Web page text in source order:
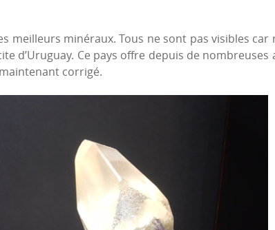
meilleurs minéraux. Tous ne sont pas visibles car
d’Uruguay. Ce pays offre depuis de nombreuses
corrigé.